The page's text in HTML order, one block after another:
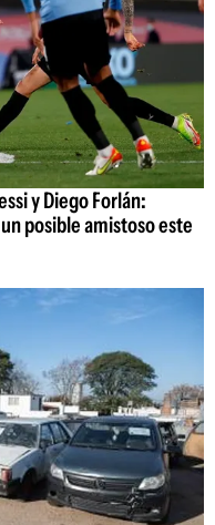
y Diego Forlán:
posible amistoso este